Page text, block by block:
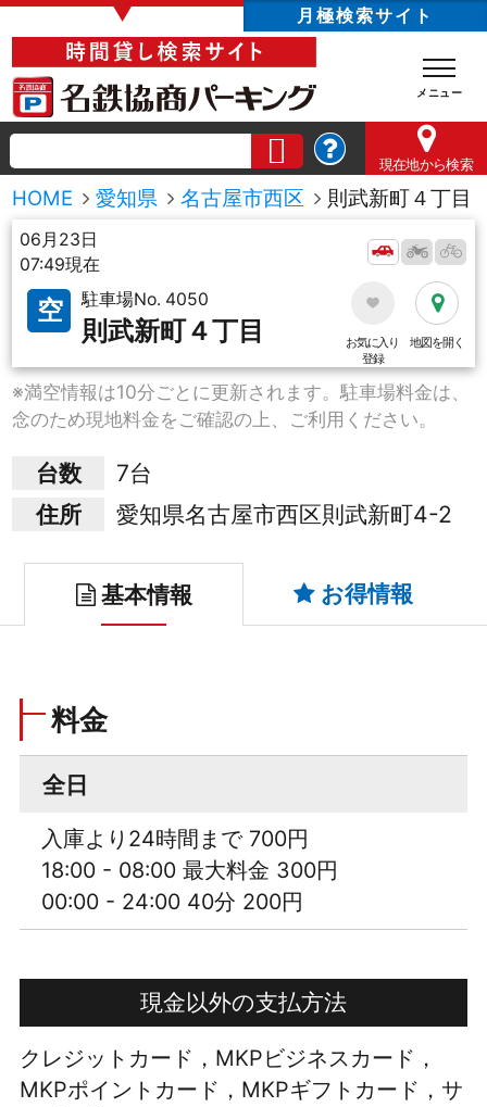
▼ 月極検索サイト
現在地から検索
HOME 愛知県 名古屋市西区 則武新町４丁目
06月23日
07:49現在
空 駐車場No. 4050
則武新町４丁目
お気に入り
登録
地図を開く
※満空情報は10分ごとに更新されます。駐車場料金は、
念のため現地料金をご確認の上、ご利用ください。
台数
7台
住所
愛知県名古屋市西区則武新町4-2
基本情報 お得情報
料金
全日
入庫より24時間まで 700円
18:00 - 08:00 最大料金 300円
00:00 - 24:00 40分 200円
現金以外の支払方法
クレジットカード，MKPビジネスカード，
MKPポイントカード，MKPギフトカード，サ